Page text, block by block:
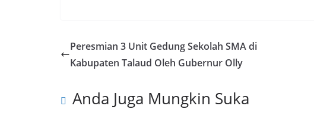
b
o
k
er g
er
e
dI
Peresmian 3 Unit Gedung Sekolah SMA di
Kabupaten Talaud Oleh Gubernur Olly
Anda Juga Mungkin Suka